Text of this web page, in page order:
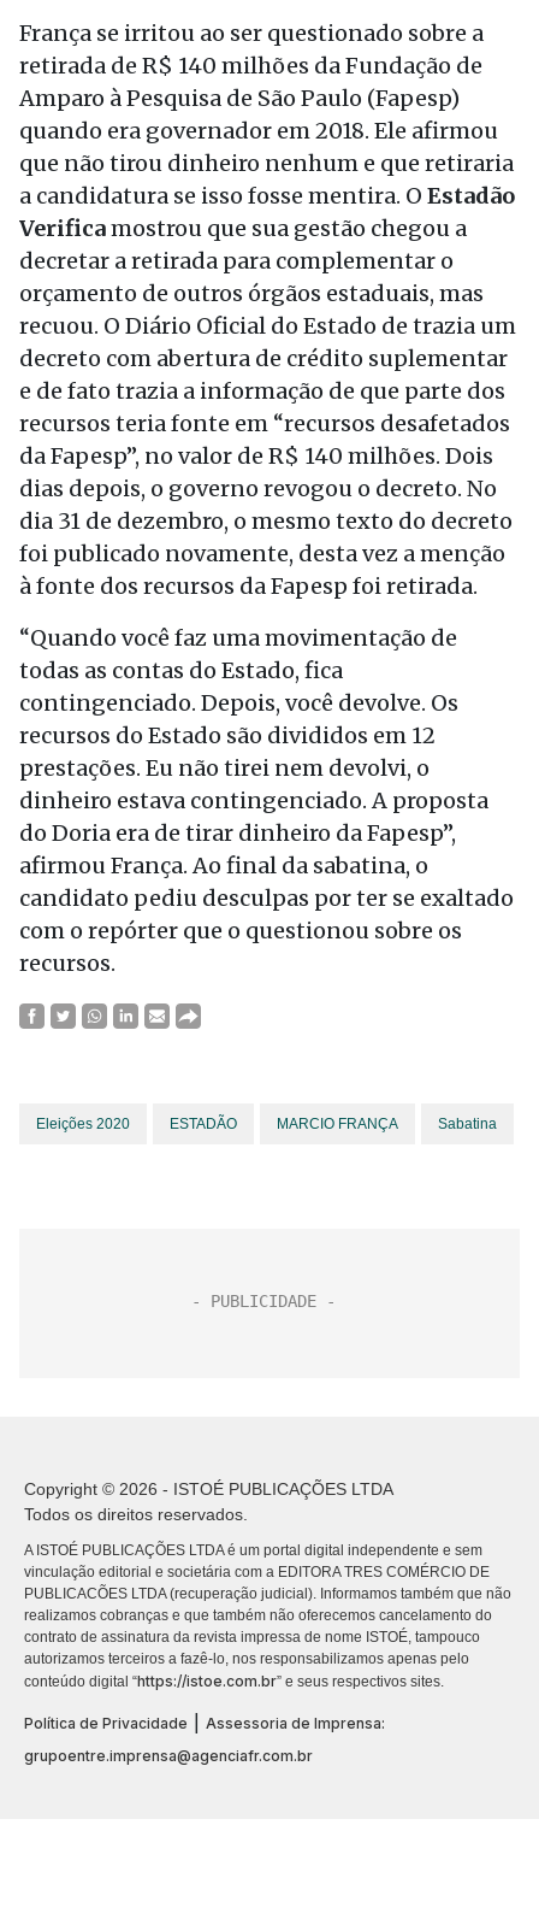
França se irritou ao ser questionado sobre a
retirada de R$ 140 milhões da Fundação de
Amparo à Pesquisa de São Paulo (Fapesp)
quando era governador em 2018. Ele afirmou
que não tirou dinheiro nenhum e que retiraria
a candidatura se isso fosse mentira. O Estadão
Verificamostrou que sua gestão chegou a
decretar a retirada para complementar o
orçamento de outros órgãos estaduais, mas
recuou. O Diário Oficial do Estado de trazia um
decreto com abertura de crédito suplementar
e de fato trazia a informação de que parte dos
recursos teria fonte em “recursos desafetados
da Fapesp”, no valor de R$ 140 milhões. Dois
dias depois, o governo revogou o decreto. No
dia 31 de dezembro, o mesmo texto do decreto
foi publicado novamente, desta vez a menção
à fonte dos recursos da Fapesp foi retirada.
“Quando você faz uma movimentação de
todas as contas do Estado, fica
contingenciado. Depois, você devolve. Os
recursos do Estado são divididos em 12
prestações. Eu não tirei nem devolvi, o
dinheiro estava contingenciado. A proposta
do Doria era de tirar dinheiro da Fapesp”,
afirmou França. Ao final da sabatina, o
candidato pediu desculpas por ter se exaltado
com o repórter que o questionou sobre os
recursos.
Eleições 2020 ESTADÃO MARCIO FRANÇA Sabatina
Copyright © 2026 - ISTOÉ PUBLICAÇÕES LTDA
Todos os direitos reservados.
A ISTOÉ PUBLICAÇÕES LTDA é um portal digital independente e sem
vinculação editorial e societária com a EDITORA TRES COMÉRCIO DE
PUBLICACÕES LTDA (recuperação judicial). Informamos também que não
realizamos cobranças e que também não oferecemos cancelamento do
contrato de assinatura da revista impressa de nome ISTOÉ, tampouco
autorizamos terceiros a fazê-lo, nos responsabilizamos apenas pelo
conteúdo digital “https://istoe.com.br” e seus respectivos sites.
Política de Privacidade
Assessoria de Imprensa:
grupoentre.imprensa@agenciafr.com.br